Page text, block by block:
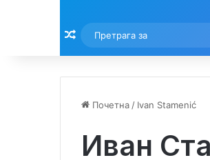
Насумични текстови
Почетна / Ivan Stamenić
Иван